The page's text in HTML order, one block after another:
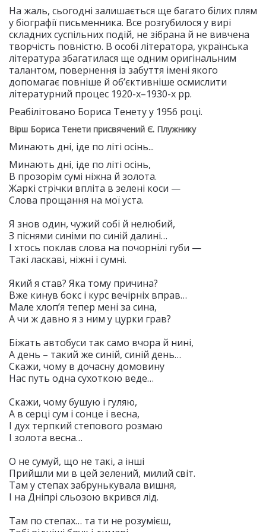
На жаль, сьогодні залишається ще багато білих плям
у біографії письменника. Все розгубилося у вирі
складних суспільних подій, не зібрана й не вивчена
творчість повністю. В особі літератора, українська
література збагатилася ще одним оригінальним
талантом, повернення із забуття імені якого
допомагає повніше й об’єктивніше осмислити
літературний процес 1920-х–1930-х рр.
Реабілітовано Бориса Тенету у 1956 році.
Вірш Бориса Тенети присвячений Є. Плужнику
Минають дні, іде по літі осінь...
Минають дні, іде по літі осінь,
В прозорім сумі ніжна й золота.
Жаркі стрічки впліта в зелені коси —
Слова прощання на мої уста.
Я знов один, чужий собі й нелюбий,
З піснями синіми по синій далині…
І хтось поклав слова на почорнілі губи —
Такі ласкаві, ніжні і сумні.
Який я став? Яка тому причина?
Вже кинув бокс і курс вечірніх вправ…
Мале хлоп’я тепер мені за сина,
А чи ж давно я з ним у цурки грав?
Біжать автобуси так само вчора й нині,
А день – такий же синій, синій день…
Скажи, чому в дочасну домовину
Нас путь одна сухоткою веде…
Скажи, чому бушую і гуляю,
А в серці сум і сонце і весна,
І дух терпкий степового розмаю
І золота весна…
О не сумуй, що не такі, а інші
Прийшли ми в цей зелений, милий світ.
Там у степах забрунькувала вишня,
І на Дніпрі сльозою вкрився лід.
Там по степах… та ти не розумієш,